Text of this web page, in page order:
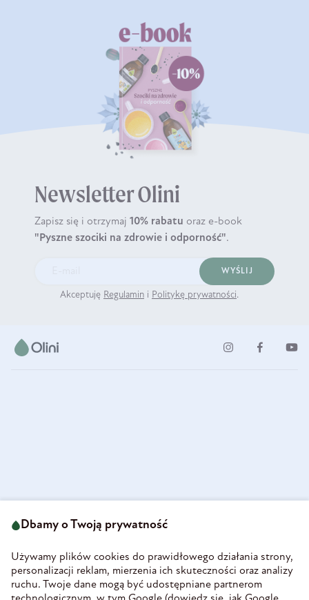
Newsletter Olini
Zapisz się i otrzymaj 10% rabatu oraz e-book
"Pyszne szociki na zdrowie i odporność".
WYŚLIJ
Akceptuję Regulamin i Politykę prywatności.
58-160 Świebodzice
REGON 890213034
INFORMACJE
Dbamy o Twoją prywatność
Używamy plików cookies do prawidłowego działania strony,
personalizacji reklam, mierzenia ich skuteczności oraz analizy
ruchu. Twoje dane mogą być udostępniane partnerom